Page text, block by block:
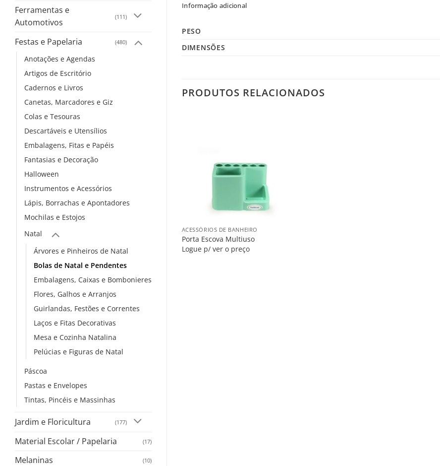
Ferramentas e
Automotivos
(111)
Festas e Papelaria (480)
Anotações e Agendas
Artigos de Escritório
Cadernos e Livros
Canetas, Marcadores e Giz
Colas e Tesouras
Descartáveis e Utensílios
Embalagens, Fitas e Papéis
Fantasias e Decoração
Halloween
Instrumentos e Acessórios
Lápis, Borrachas e Apontadores
Mochilas e Estojos
Natal
Árvores e Pinheiros de Natal
Bolas de Natal e Pendentes
Embalagens, Caixas e Bombonieres
Flores, Galhos e Arranjos
Guirlandas, Festões e Correntes
Laços e Fitas Decorativas
Mesa e Cozinha Natalina
Pelúcias e Figuras de Natal
Páscoa
Pastas e Envelopes
Tintas, Pincéis e Massinhas
Jardim e Floricultura (177)
Material Escolar / Papelaria (17)
Melaninas (10)
Informação adicional
PESO
DIMENSÕES
PRODUTOS RELACIONADOS
ACESSÓRIOS DE BANHEIRO
Porta Escova Multiuso
Logue p/ ver o preço